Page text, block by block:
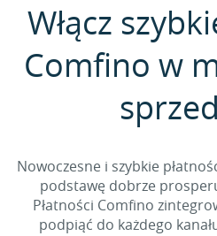
Włącz
Comfino w
Nowoczesne i szybkie
podstawę dobrze
Płatności Comfino
podpiąć do każdego